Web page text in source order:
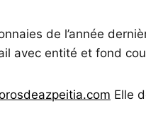
de l’année
avec entité et fond
Elle